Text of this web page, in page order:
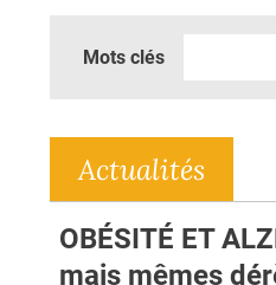
Mots clés
Actualités
OBÉSITÉ ET
mais mêmes